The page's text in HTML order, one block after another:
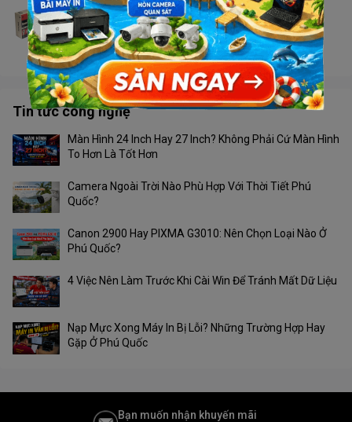
Nguồn Golden SmartCore SMC3500 350W
Liên hệ
Tin tức công nghệ
Màn Hình 24 Inch Hay 27 Inch? Không Phải Cứ Màn Hình
To Hơn Là Tốt Hơn
Camera Ngoài Trời Nào Phù Hợp Với Thời Tiết Phú
Quốc?
Canon 2900 Hay PIXMA G3010: Nên Chọn Loại Nào Ở
Phú Quốc?
4 Việc Nên Làm Trước Khi Cài Win Để Tránh Mất Dữ Liệu
Nạp Mực Xong Máy In Bị Lỗi? Những Trường Hợp Hay
Gặp Ở Phú Quốc
Bạn muốn nhận khuyến mãi